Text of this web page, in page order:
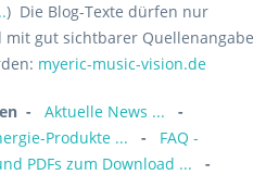
) Die Blog-Texte dürfen nur
gut sichtbarer Quellenangabe
myeric-music-vision.de
- Aktuelle News ...
-
Produkte ... -
FAQ -
PDFs zum Download ...
-